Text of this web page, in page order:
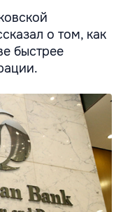
о том, как
быстрее